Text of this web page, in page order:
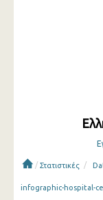
/ Στατιστικές /
infographic-hospital-